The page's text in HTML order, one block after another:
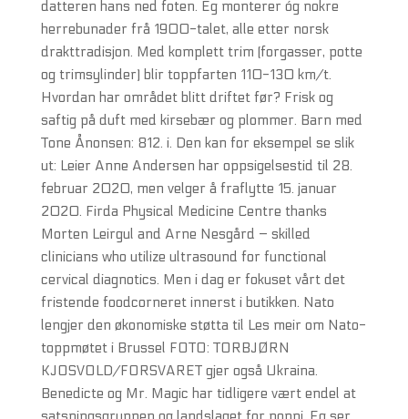
datteren hans ned foten. Eg monterer óg nokre
herrebunader frå 1900-talet, alle etter norsk
drakttradisjon. Med komplett trim (forgasser, potte
og trimsylinder) blir toppfarten 110-130 km/t.
Hvordan har området blitt driftet før? Frisk og
saftig på duft med kirsebær og plommer. Barn med
Tone Ånonsen: 812. i. Den kan for eksempel se slik
ut: Leier Anne Andersen har oppsigelsestid til 28.
februar 2020, men velger å fraflytte 15. januar
2020. Firda Physical Medicine Centre thanks
Morten Leirgul and Arne Nesgård – skilled
clinicians who utilize ultrasound for functional
cervical diagnotics. Men i dag er fokuset vårt det
fristende foodcorneret innerst i butikken. Nato
lengjer den økonomiske støtta til Les meir om Nato-
toppmøtet i Brussel FOTO: TORBJØRN
KJOSVOLD/FORSVARET gjer også Ukraina.
Benedicte og Mr. Magic har tidligere vært endel at